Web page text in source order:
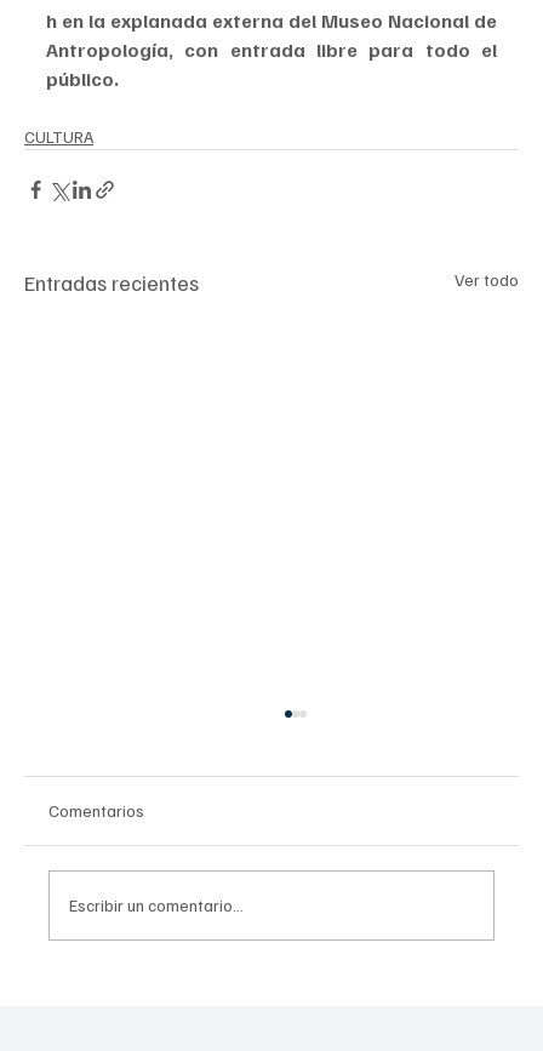
h en la explanada externa del Museo Nacional de
Antropología, con entrada libre para todo el
público.
CULTURA
Entradas recientes Ver todo
Comentarios
Escribir un comentario...